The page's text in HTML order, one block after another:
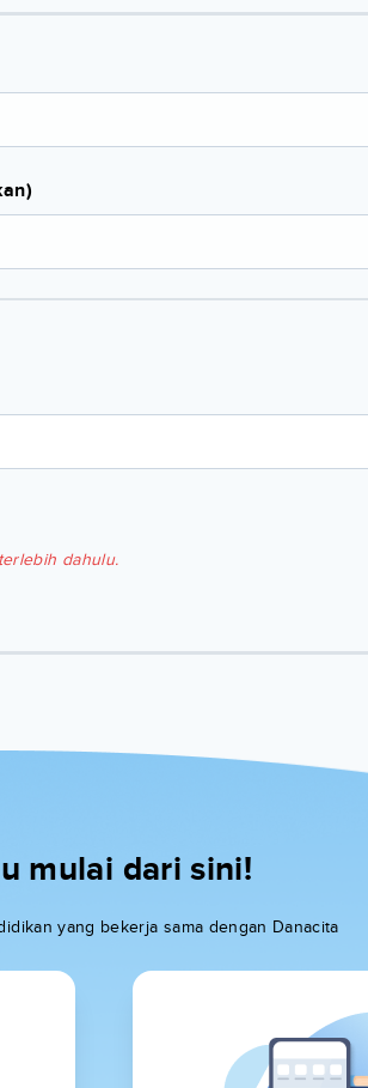
dahulu.
mulai dari sini!
yang bekerja sama dengan Danacita